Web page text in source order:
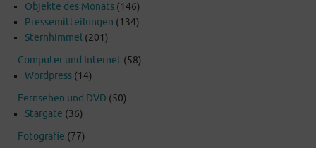
Objekte des Monats (146)
Pressemitteilungen (134)
Sternhimmel (201)
Computer und Internet (58)
Wordpress (14)
Fernsehen und DVD (50)
Stargate (36)
Fotografie (77)